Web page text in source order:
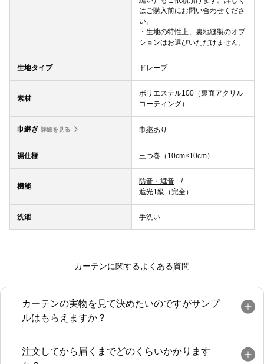
はご購入前にお問い合わせくださ
い。
・生地の特性上、裏地縫製のオプ
ションはお選びいただけません。
生地タイプ ドレープ
素材
ポリエステル100（裏面アクリル
コーティング）
巾継ぎ 詳細を見る 巾継あり
裾仕様 三つ巻（10cm×10cm）
機能
防音・遮音
遮光1級（完全）
洗濯 手洗い
カーテンに関するよくある質問
カーテンの実物を見て決めたいのですがサンプ
ルはもらえますか？
注文してから届くまでどのくらいかかります